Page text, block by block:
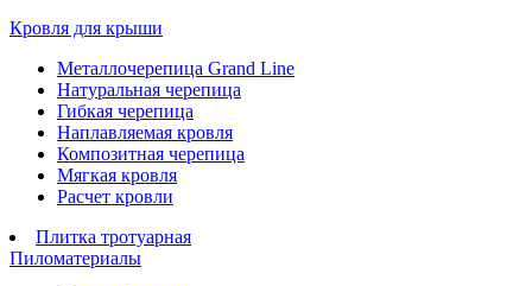
Кровля для крыши
Металлочерепица Grand Line
Натуральная черепица
Гибкая черепица
Наплавляемая кровля
Композитная черепица
Мягкая кровля
Расчет кровли
Плитка тротуарная
Пиломатериалы